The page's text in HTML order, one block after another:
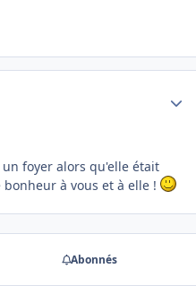
foyer alors qu'elle était
à vous et à elle !
Abonnés